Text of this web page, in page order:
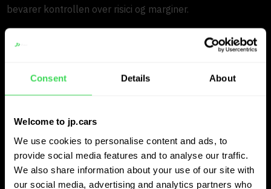
Consent Details About
Welcome to jp.cars
We use cookies to personalise content and ads, to
provide social media features and to analyse our traffic.
We also share information about your use of our site with
our social media, advertising and analytics partners who
bevarer kontrollen over risici og marginer.
Praktisk samarbejde tilpasset
faktiske handelsflow
på daglige handelsbehov. Sammen har teamene tilpasset
JP.cars til Premium Bils handelsmodel, marginstruktur og
målmarkeder. Feedback fra daglige brugere hjalp med at
finjustere arbejdsgangene, så platformen understøtter